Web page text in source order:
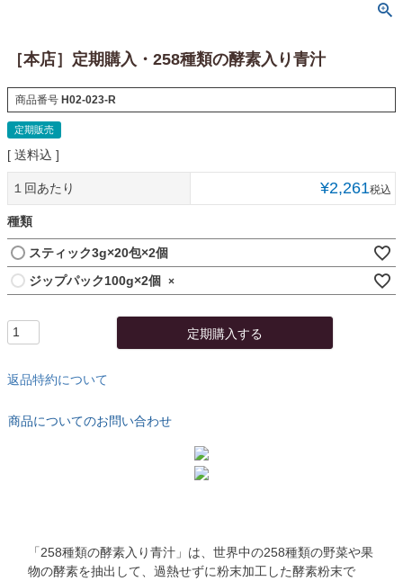
［本店］定期購入・258種類の酵素入り青汁
商品番号 H02-023-R
定期販売
送料込
１回あたり ¥2,261税込
種類
スティック3g×20包×2個
ジップパック100g×2個 ×
定期購入する
返品特約について
商品についてのお問い合わせ
「258種類の酵素入り青汁」は、世界中の258種類の野菜や果
物の酵素を抽出して、過熱せずに粉末加工した酵素粉末で